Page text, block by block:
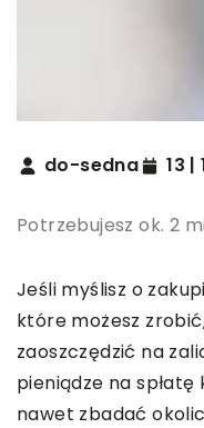
do-sedna 13 |
Potrzebujesz ok. 2
Jeśli myślisz o
które możesz
zaoszczędzić na
pieniądze na
nawet zbadać